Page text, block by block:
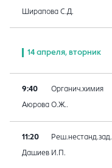
Ширапова С.Д.
14 апреля, вторник
9:40 Органич.химия
Аюрова О.Ж..
11:20 Реш.нестанд.зад.
Дашиев И.П.